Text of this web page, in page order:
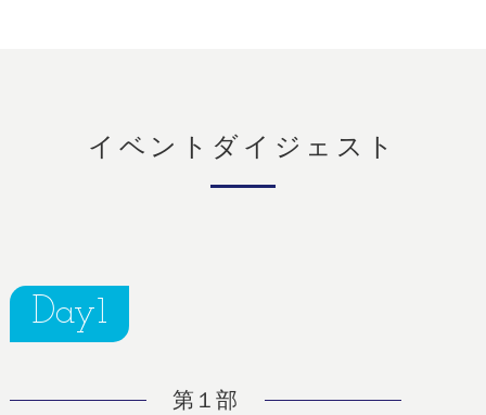
イベントダイジェスト
Day1
第１部